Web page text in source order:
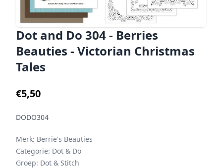
Dot and Do 304 - Berries
Beauties - Victorian Christmas
Tales
€5,50
DODO304
Merk: Berrie's Beauties
Categorie: Dot & Do
Groep: Dot & Stitch